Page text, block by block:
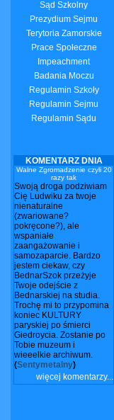
Sąd Szkolny
Prezydium Sejmu
Terytoria Zamorskie
Prace Społeczne
Impeachment
Badania Moczu
Regulamin Szkoły
Regulamin Sejmu
Regulamin Sądu
KOMENTARZ DNIA
Walne Zgromadzenie czyli 20
razy tak
Swoją droga podziwiam
Cię Ludwiku za twoje
nienaturalne
(zwariowane?
pokręcone?), ale
wspaniałe
zaangażowanie i
samozaparcie. Bardzo
jestem ciekaw, czy
BednarSzok przeżyje
Twoje odejście z
Bednarskiej na studia.
Trochę mi to przypomina
koniec KULTURY
paryskiej po śmierci
Giedroycia. Zostanie po
Tobie muzeum i
wieeelkie archiwum.
(Sentymetalny)
więcej komentarzy...